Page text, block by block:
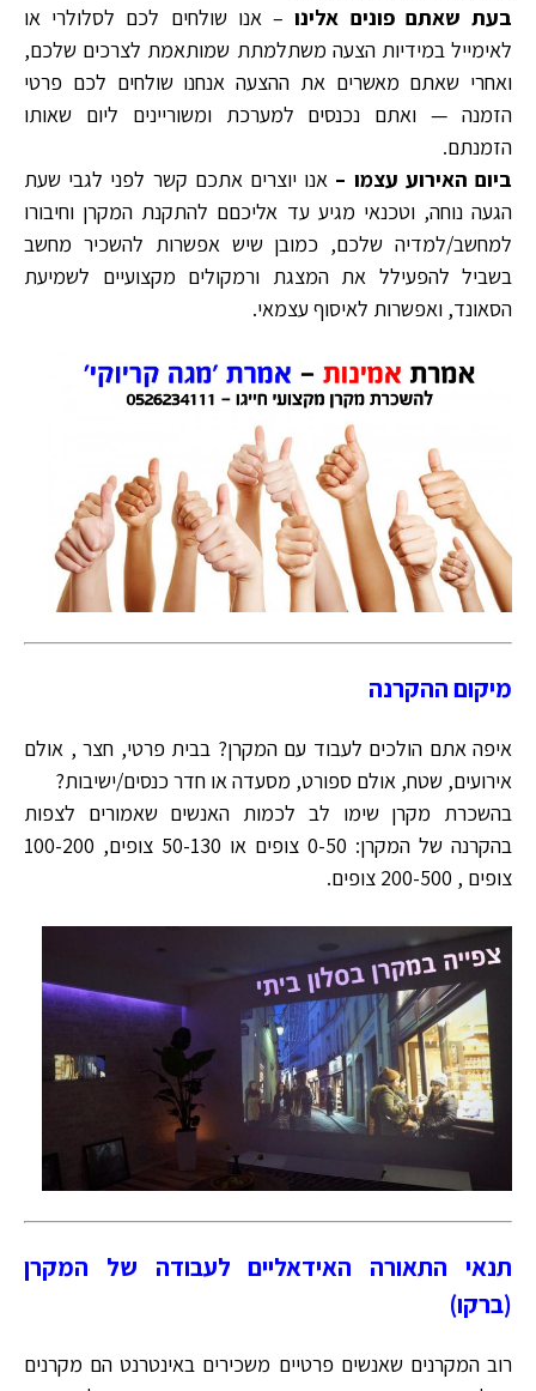
בעת שאתם פונים אלינו– אנו שולחים לכם לסלולרי או
לאימייל במידיות הצעה משתלמתת שמותאמת לצרכים שלכם,
ואחרי שאתם מאשרים את ההצעה אנחנו שולחים לכם פרטי
הזמנה — ואתם נכנסים למערכת ומשוריינים ליום שאותו
הזמנתם.
ביום האירוע עצמו – אנו יוצרים אתכם קשר לפני לגבי שעת
הגעה נוחה, וטכנאי מגיע עד אליכםם להתקנת המקרן וחיבורו
למחשב/למדיה שלכם, כמובן שיש אפשרות להשכיר מחשב
בשביל להפעילל את המצגת ורמקולים מקצועיים לשמיעת
הסאונד, ואפשרות לאיסוף עצמאי.
מיקום ההקרנה
איפה אתם הולכים לעבוד עם המקרן? בבית פרטי, חצר , אולם
אירועים, שטח, אולם ספורט, מסעדה או חדר כנסים/ישיבות?
בהשכרת מקרן שימו לב לכמות האנשים שאמורים לצפות
בהקרנה של המקרן: 0-50 צופים או 50-130 צופים, 100-200
צופים , 200-500 צופים.
תנאי התאורה האידאליים לעבודה של המקרן
(ברקו)
רוב המקרנים שאנשים פרטיים משכירים באינטרנט הם מקרנים